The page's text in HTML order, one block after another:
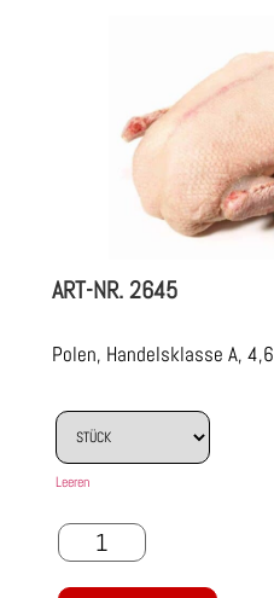
ART-NR.2645
Polen, Handelsklasse A,
Leeren